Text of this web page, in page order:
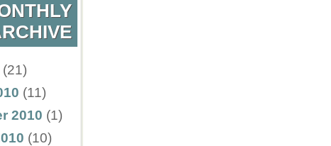
(21)
(11)
2010 (1)
(10)